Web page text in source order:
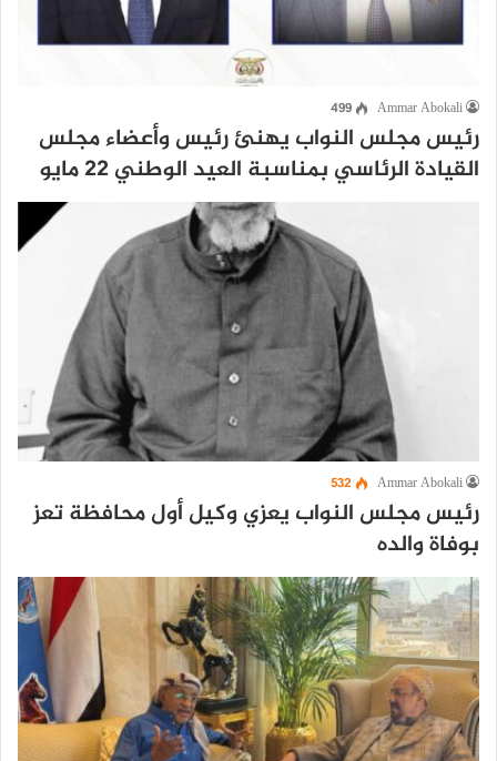
Ammar Abokali
499
رئيس مجلس النواب يهنئ رئيس وأعضاء مجلس
القيادة الرئاسي بمناسبة العيد الوطني ٢٢ مايو
Ammar Abokali
532
رئيس مجلس النواب يعزي وكيل أول محافظة تعز
بوفاة والده